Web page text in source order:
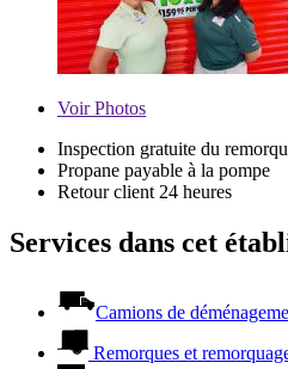
VoirPhotos
Inspection gratuite du
Propane payable à la pompe
Retour client 24 heures
Services dans cet
Camions de
Remorques et